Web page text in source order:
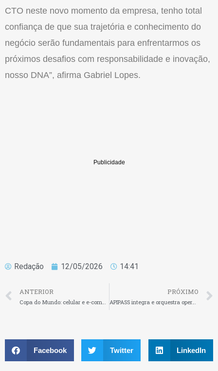
CTO neste novo momento da empresa, tenho total
confiança de que sua trajetória e conhecimento do
negócio serão fundamentais para enfrentarmos os
próximos desafios com responsabilidade e inovação,
nosso DNA”, afirma Gabriel Lopes.
Redação 12/05/2026 14:41
ANTERIOR
Copa do Mundo: celular e e-commerce se consolidam como o ‘shopping oficial’ dos torcedores
PRÓXIMO
APIPASS integra e orquestra operações para acelerar a adoção de IA nas empresas em uma única plataforma
Facebook Twitter LinkedIn